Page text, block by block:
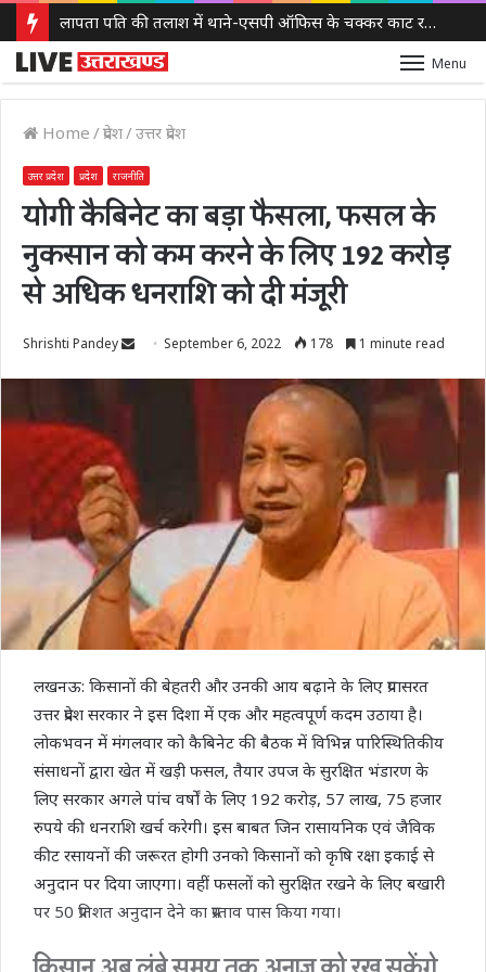
लापता पति की तलाश में थाने-एसपी ऑफिस के चक्कर काट रही नवविवाहिता, ससुराल वालों पर गंभीर आरोप
Menu
Home /प्रदेश/उत्तर प्रदेश
उत्तर प्रदेश प्रदेश राजनीति
योगी कैबिनेट का बड़ा फैसला, फसल के
नुकसान को कम करने के लिए 192 करोड़
से अधिक धनराशि को दी मंजूरी
Shrishti Pandey
Send September 6, 2022 178 1 minute read
लखनऊ: किसानों की बेहतरी और उनकी आय बढ़ाने के लिए प्रयासरत
उत्तर प्रदेश सरकार ने इस दिशा में एक और महत्वपूर्ण कदम उठाया है।
लोकभवन में मंगलवार को कैबिनेट की बैठक में विभिन्न पारिस्थितिकीय
संसाधनों द्वारा खेत में खड़ी फसल, तैयार उपज के सुरक्षित भंडारण के
लिए सरकार अगले पांच वर्षों के लिए 192 करोड़, 57 लाख, 75 हजार
रुपये की धनराशि खर्च करेगी। इस बाबत जिन रासायनिक एवं जैविक
कीट रसायनों की जरूरत होगी उनको किसानों को कृषि रक्षा इकाई से
अनुदान पर दिया जाएगा। वहीं फसलों को सुरक्षित रखने के लिए बखारी
पर 50 प्रतिशत अनुदान देने का प्रस्ताव पास किया गया।